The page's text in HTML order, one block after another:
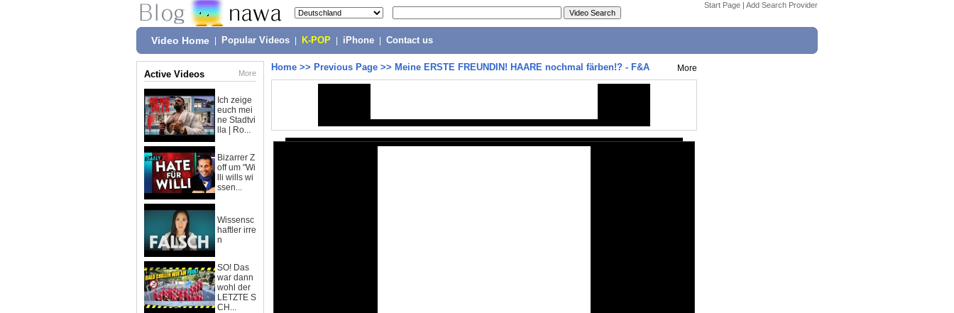
Start Page | Add Search Provider
Video Home Popular Videos K-POP iPhone Contact us
Active Videos More
Ich zeige
euch mei
ne Stadtvi
lla | Ro...
Bizarrer Z
off um "Wi
lli wills wi
ssen...
Wissensc
haftler irre
n
SO! Das
war dann
wohl der
LETZTE S
CH...
Home >> Previous Page >> Meine ERSTE FREUNDIN! HAARE nochmal färben!? - F&A More